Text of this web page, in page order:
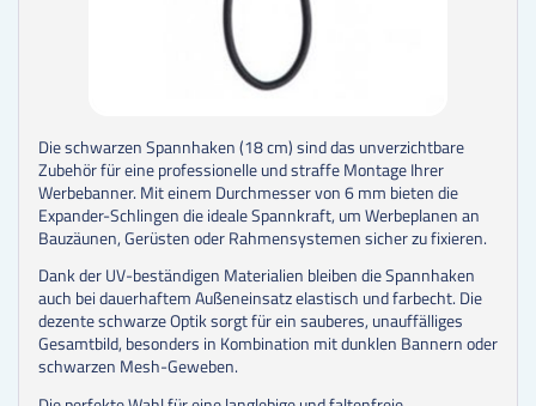
Die schwarzen Spannhaken (18 cm) sind das unverzichtbare
Zubehör für eine professionelle und straffe Montage Ihrer
Werbebanner. Mit einem Durchmesser von 6 mm bieten die
Expander-Schlingen die ideale Spannkraft, um Werbeplanen an
Bauzäunen, Gerüsten oder Rahmensystemen sicher zu fixieren.
Dank der UV-beständigen Materialien bleiben die Spannhaken
auch bei dauerhaftem Außeneinsatz elastisch und farbecht. Die
dezente schwarze Optik sorgt für ein sauberes, unauffälliges
Gesamtbild, besonders in Kombination mit dunklen Bannern oder
schwarzen Mesh-Geweben.